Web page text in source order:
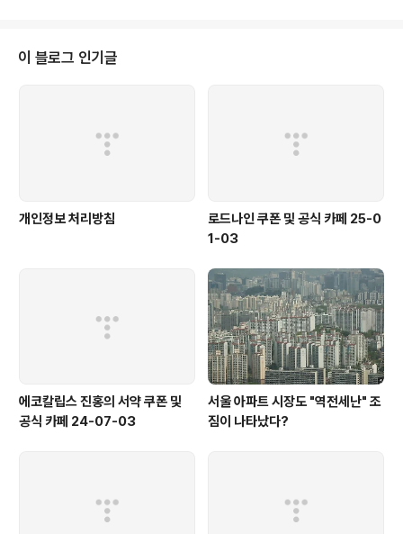
s://play.google.com..
이 블로그 인기글
개인정보 처리방침
로드나인 쿠폰 및 공식 카페 25-0
1-03
에코칼립스 진홍의 서약 쿠폰 및
공식 카페 24-07-03
서울 아파트 시장도 "역전세난" 조
짐이 나타났다?